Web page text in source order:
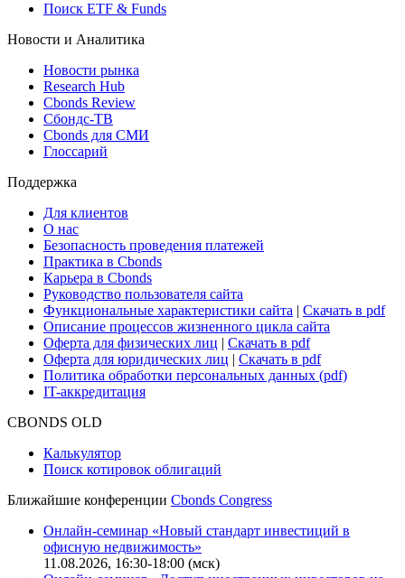
Поиск ETF & Funds
Новости и Аналитика
Новости рынка
Research Hub
Cbonds Review
Сбондс-ТВ
Cbonds для СМИ
Глоссарий
Поддержка
Для клиентов
О нас
Безопасность проведения платежей
Практика в Cbonds
Карьера в Cbonds
Руководство пользователя сайта
Функциональные характеристики сайта | Скачать в pdf
Описание процессов жизненного цикла сайта
Оферта для физических лиц | Скачать в pdf
Оферта для юридических лиц | Скачать в pdf
Политика обработки персональных данных (pdf)
IT-аккредитация
CBONDS OLD
Калькулятор
Поиск котировок облигаций
Ближайшие конференции Cbonds Congress
Онлайн-семинар «Новый стандарт инвестиций в
офисную недвижимость»
11.08.2026, 16:30-18:00 (мск)